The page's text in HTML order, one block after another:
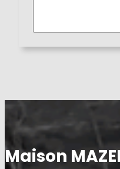
Maison